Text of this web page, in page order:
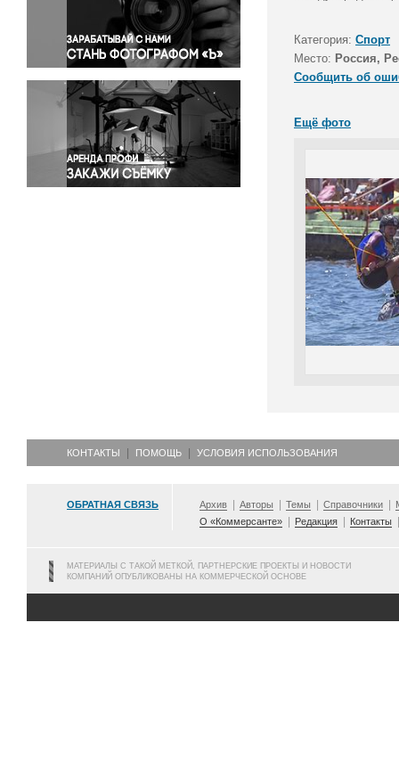
Правосудие
Происшествия и конфликты
Религия
Светская жизнь
Спорт
Экология
Экономика и бизнес
Категория: Спорт
Место: Россия,
Сообщить об
Ещё фото
КОНТАКТЫ ПОМОЩЬ УСЛОВИЯ ИСПОЛЬЗОВАНИЯ
ОБРАТНАЯ СВЯЗЬ Архив Авторы Темы Справочники
О «Коммерсанте»
Редакция Контакты
МАТЕРИАЛЫ С ТАКОЙ МЕТКОЙ, ПАРТНЕРСКИЕ ПРОЕКТЫ И НОВОСТИ
КОМПАНИЙ ОПУБЛИКОВАНЫ НА КОММЕРЧЕСКОЙ ОСНОВЕ